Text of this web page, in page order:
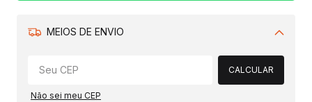
MEIOS DE ENVIO
Alterar CEP
CALCULAR
Não sei meu CEP